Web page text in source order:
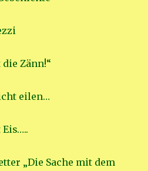
Zänn!“
eilen…
„Die Sache mit dem